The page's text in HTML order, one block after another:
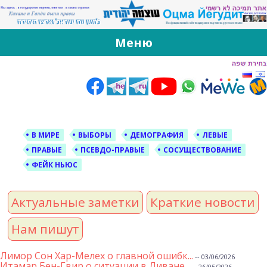
За Оцма Йегудит
עוצמה יהודית ברוסית ובעברית
Меню
В МИРЕ ВЫБОРЫ ДЕМОГРАФИЯ
ЛЕВЫЕ
ПРАВЫЕ
ПСЕВДО-ПРАВЫЕ
СОСУЩЕСТВОВАНИЕ
ФЕЙК НЬЮС
Актуальные заметки
Краткие новости
Нам пишут
Лимор Сон Хар-Мелех о главной ошибк... -- 03/06/2026